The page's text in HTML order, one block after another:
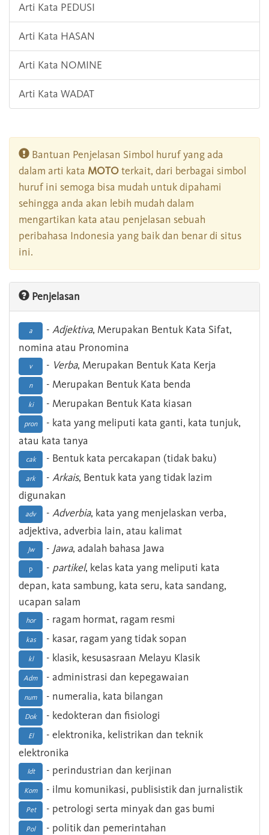
Arti Kata PEDUSI
Arti Kata HASAN
Arti Kata NOMINE
Arti Kata WADAT
Bantuan Penjelasan Simbol huruf yang ada
dalam arti kata MOTOterkait, dari berbagai simbol
huruf ini semoga bisa mudah untuk dipahami
sehingga anda akan lebih mudah dalam
mengartikan kata atau penjelasan sebuah
peribahasa Indonesia yang baik dan benar di situs
ini.
Penjelasan
a - Adjektiva, Merupakan Bentuk Kata Sifat,
nomina atau Pronomina
v - Verba, Merupakan Bentuk Kata Kerja
n - Merupakan Bentuk Kata benda
ki - Merupakan Bentuk Kata kiasan
pron
- kata yang meliputi kata ganti, kata tunjuk,
atau kata tanya
cak - Bentuk kata percakapan (tidak baku)
ark - Arkais, Bentuk kata yang tidak lazim
digunakan
adv - Adverbia, kata yang menjelaskan verba,
adjektiva, adverbia lain, atau kalimat
Jw - Jawa, adalah bahasa Jawa
p - partikel, kelas kata yang meliputi kata
depan, kata sambung, kata seru, kata sandang,
ucapan salam
hor - ragam hormat, ragam resmi
kas - kasar, ragam yang tidak sopan
kl - klasik, kesusasraan Melayu Klasik
Adm - administrasi dan kepegawaian
num - numeralia, kata bilangan
Dok - kedokteran dan fisiologi
El
- elektronika, kelistrikan dan teknik
elektronika
Idt - perindustrian dan kerjinan
Kom - ilmu komunikasi, publisistik dan jurnalistik
Pet - petrologi serta minyak dan gas bumi
Pol - politik dan pemerintahan